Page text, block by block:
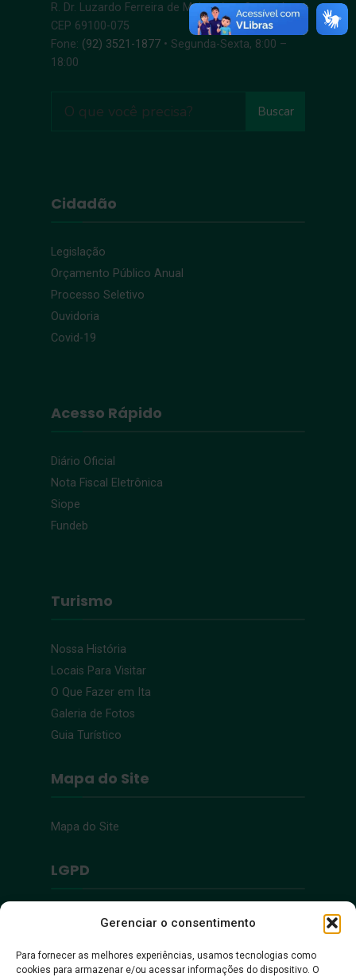
Gerenciar o consentimento
Para fornecer as melhores experiências, usamos tecnologias como
cookies para armazenar e/ou acessar informações do dispositivo. O
R. Dr. Luzardo Ferreira de Melo, s/n – Centro |
CEP 69100-075
Fone: (92) 3521-1877 • Segunda-Sexta, 8:00 –
18:00
Buscar
Cidadão
Legislação
Orçamento Público Anual
Processo Seletivo
Ouvidoria
Covid-19
Acesso Rápido
Diário Oficial
Nota Fiscal Eletrônica
Siope
Fundeb
Turismo
Nossa História
Locais Para Visitar
O Que Fazer em Ita
Galeria de Fotos
Guia Turístico
Mapa do Site
Mapa do Site
LGPD
Política de Privacidade
Acessibilidade